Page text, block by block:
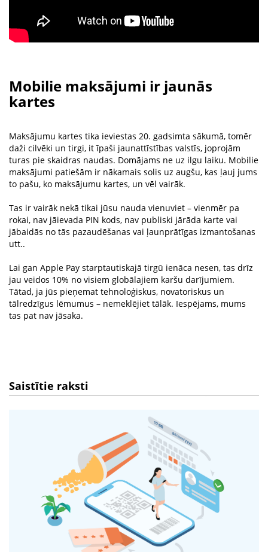
Mobilie maksājumi ir jaunās
kartes
Maksājumu kartes tika ieviestas 20. gadsimta sākumā, tomēr
daži cilvēki un tirgi, it īpaši jaunattīstības valstīs, joprojām
turas pie skaidras naudas. Domājams ne uz ilgu laiku. Mobilie
maksājumi patiešām ir nākamais solis uz augšu, kas ļauj jums
to pašu, ko maksājumu kartes, un vēl vairāk.
Tas ir vairāk nekā tikai jūsu nauda vienuviet – vienmēr pa
rokai, nav jāievada PIN kods, nav publiski jārāda karte vai
jābaidās no tās pazaudēšanas vai ļaunprātīgas izmantošanas
utt..
Lai gan Apple Pay starptautiskajā tirgū ienāca nesen, tas drīz
jau veidos 10% no visiem globālajiem karšu darījumiem.
Tātad, ja jūs pieņemat tehnoloģiskus, novatoriskus un
tālredzīgus lēmumus – nemeklējiet tālāk. Iespējams, mums
tas pat nav jāsaka.
Saistītie raksti